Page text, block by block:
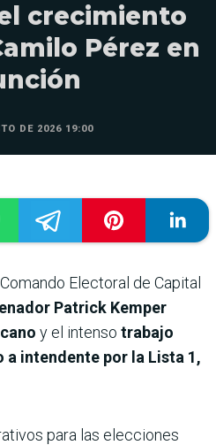
crecimiento
Pérez en
DE 2026 19:00
Electoral de Capital
Patrick Kemper
y el intenso trabajo
intendente por la Lista 1,
para las elecciones